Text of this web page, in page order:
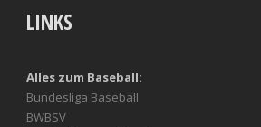
LINKS
Alles zum Baseball:
Bundesliga Baseball
BWBSV